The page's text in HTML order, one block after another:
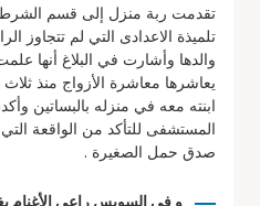
تقدمت ربة منزل إلى قسم
تلميذة الاعدادى التي لم تتجاوز
والدها وأشارت في البلاغ أنها
يعاشرها معاشرة الأزواج منذ
ابنته معه في منزله بالبساتين
المستشفى للتأكد من الواقعة التي
صدق حمل الصغيرة .
و في السويس راعي الأغنام